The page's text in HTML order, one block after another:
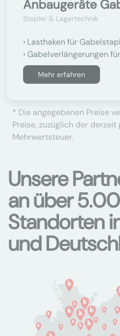
Anbaugeräte
Stapler & Lagertechnik
Lasthaken für
Gabelverlängerungen
Mehr erfahren
* Die angegebenen Preise
Preise, zuzüglich der
Mehrwertsteuer.
Unsere
an über
Standorten
und